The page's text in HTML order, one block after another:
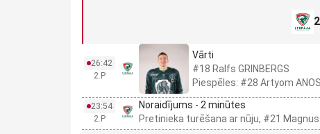
2
26:42
2.P
Vārti
#18 Ralfs GRINBERGS
Piespēles: #28 Artyom
23:54
2.P
Noraidījums - 2 minūtes
Pretinieka turēšana ar nūju, #21